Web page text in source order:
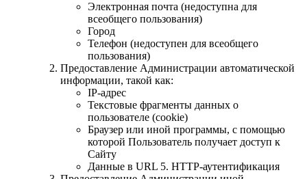
Электронная почта (недоступна для
всеобщего пользования)
Город
Телефон (недоступен для всеобщего
пользования)
Предоставление Администрации автоматической
информации, такой как:
IP-адрес
Текстовые фрагменты данных о
пользователе (cookie)
Браузер или иной программы, с помощью
которой Пользователь получает доступ к
Сайту
Данные в URL 5. HTTP-аутентификация